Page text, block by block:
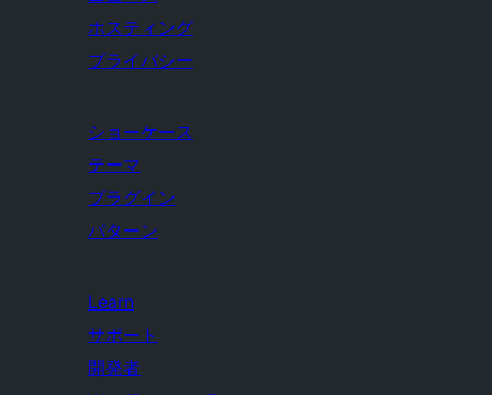
ホスティング
プライバシー
ショーケース
テーマ
プラグイン
パターン
Learn
サポート
開発者